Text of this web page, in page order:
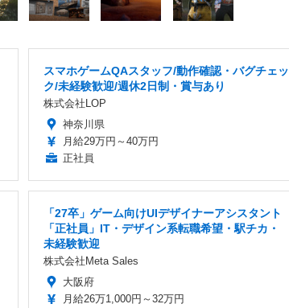
スマホゲームQAスタッフ/動作確認・バグチェッ
ク/未経験歓迎/週休2日制・賞与あり
株式会社LOP
神奈川県
月給29万円～40万円
正社員
「27卒」ゲーム向けUIデザイナーアシスタント
「正社員」IT・デザイン系転職希望・駅チカ・
未経験歓迎
株式会社Meta Sales
大阪府
月給26万1,000円～32万円